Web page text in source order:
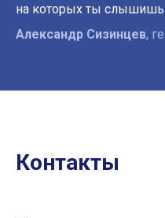
на которых ты слышишь
Александр Сизинцев,
Контакты